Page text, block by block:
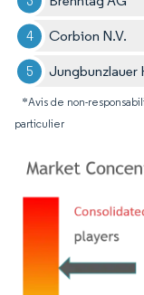
Corbion N.V.
Jungbunzlauer
*Avis de non-
particulier